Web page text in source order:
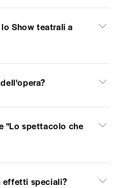
Show teatrali a
"Lo spettacolo che
effetti speciali?